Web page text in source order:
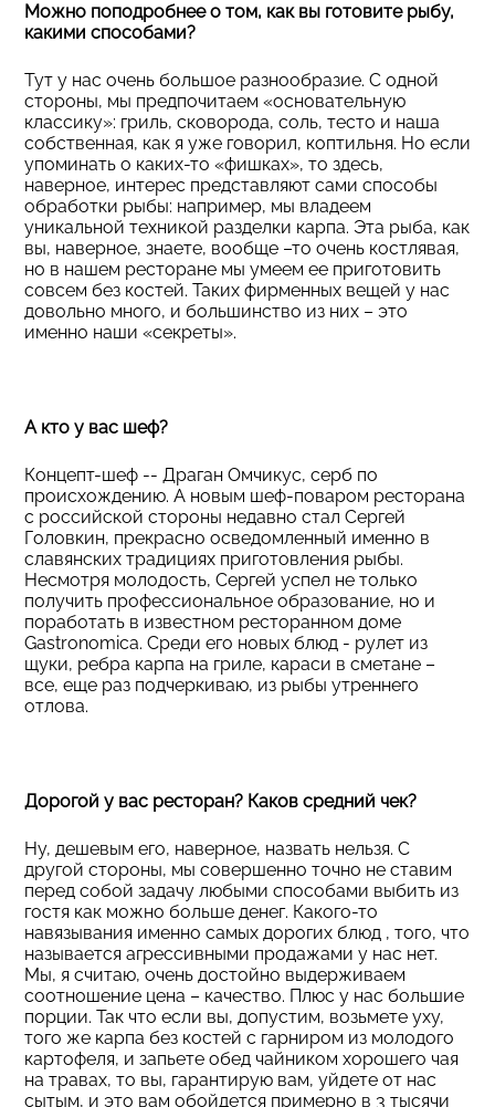
Можно поподробнее о том, как вы готовите рыбу,
какими способами?
Тут у нас очень большое разнообразие. С одной
стороны, мы предпочитаем «основательную
классику»: гриль, сковорода, соль, тесто и наша
собственная, как я уже говорил, коптильня. Но если
упоминать о каких-то «фишках», то здесь,
наверное, интерес представляют сами способы
обработки рыбы: например, мы владеем
уникальной техникой разделки карпа. Эта рыба, как
вы, наверное, знаете, вообще –то очень костлявая,
но в нашем ресторане мы умеем ее приготовить
совсем без костей. Таких фирменных вещей у нас
довольно много, и большинство из них – это
именно наши «секреты».
А кто у вас шеф?
Концепт-шеф -- Драган Омчикус, серб по
происхождению. А новым шеф-поваром ресторана
с российской стороны недавно стал Сергей
Головкин, прекрасно осведомленный именно в
славянских традициях приготовления рыбы.
Несмотря молодость, Сергей успел не только
получить профессиональное образование, но и
поработать в известном ресторанном доме
Gastronomica. Среди его новых блюд - рулет из
щуки, ребра карпа на гриле, караси в сметане –
все, еще раз подчеркиваю, из рыбы утреннего
отлова.
Дорогой у вас ресторан? Каков средний чек?
Ну, дешевым его, наверное, назвать нельзя. С
другой стороны, мы совершенно точно не ставим
перед собой задачу любыми способами выбить из
гостя как можно больше денег. Какого-то
навязывания именно самых дорогих блюд , того, что
называется агрессивными продажами у нас нет.
Мы, я считаю, очень достойно выдерживаем
соотношение цена – качество. Плюс у нас большие
порции. Так что если вы, допустим, возьмете уху,
того же карпа без костей с гарниром из молодого
картофеля, и запьете обед чайником хорошего чая
на травах, то вы, гарантирую вам, уйдете от нас
сытым, и это вам обойдется примерно в 3 тысячи